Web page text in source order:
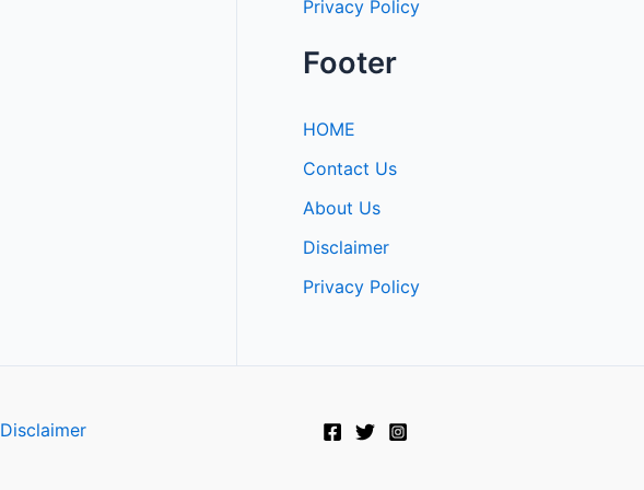
Privacy Policy
Footer
HOME
Contact Us
About Us
Disclaimer
Privacy Policy
Disclaimer